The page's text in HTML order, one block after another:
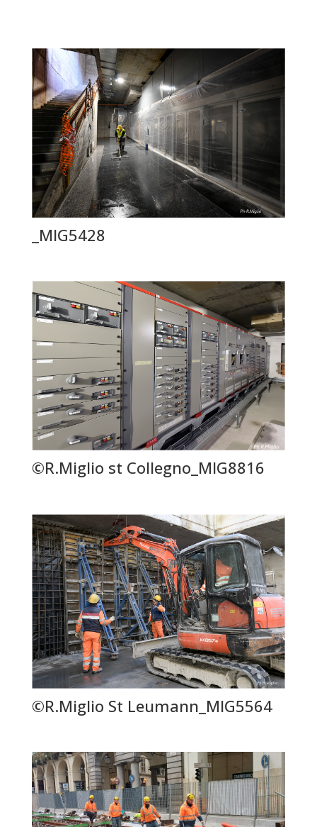
_MIG5428
©R.Miglio st Collegno_MIG8816
©R.Miglio St Leumann_MIG5564